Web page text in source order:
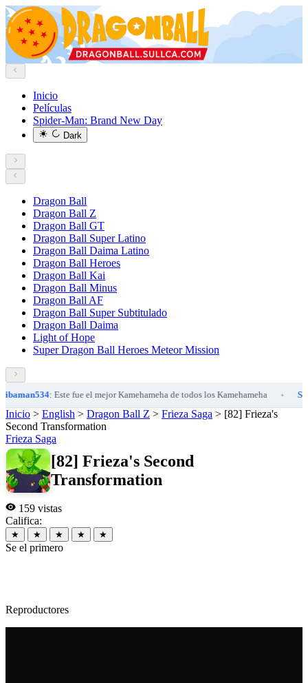
Inicio
Películas
Spider-Man: Brand New Day
Dark
Dragon Ball
Dragon Ball Z
Dragon Ball GT
Dragon Ball Super Latino
Dragon Ball Daima Latino
Dragon Ball Heroes
Dragon Ball Kai
Dragon Ball Minus
Dragon Ball AF
Dragon Ball Super Subtitulado
Dragon Ball Daima
Light of Hope
Super Dragon Ball Heroes Meteor Mission
: Este fue el mejor Kamehameha de todos los Kamehameha •
Inicio > English > Dragon Ball Z > Frieza Saga > [82] Frieza's
Second Transformation
Frieza Saga
[82] Frieza's Second
Transformation
159 vistas
Califica:
★ ★ ★ ★ ★
Se el primero
Reproductores